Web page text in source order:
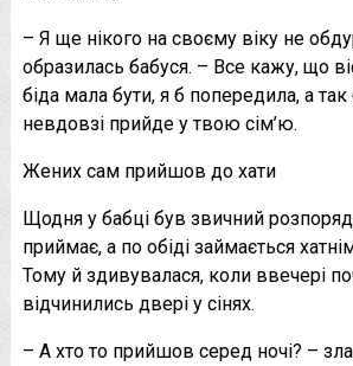
– Я ще нікого на своєму віку не
образилась бабуся. – Все кажу, що
біда мала бути, я б попередила, а
невдовзі прийде у твою сім’ю.
Жених сам прийшов до хати
Щодня у бабці був звичний
приймає, а по обіді займається
Тому й здивувалася, коли ввечері
відчинились двері у сінях.
– А хто то прийшов серед ночі? –